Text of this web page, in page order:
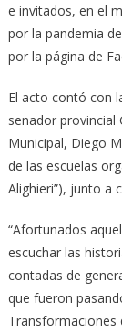
e invitados, en el
por la pandemia
por la página de
El acto contó con
senador provincial
Municipal, Diego
de las escuelas
Alighieri”), junto a
“Afortunados
escuchar las
contadas de
que fueron
Transformaciones